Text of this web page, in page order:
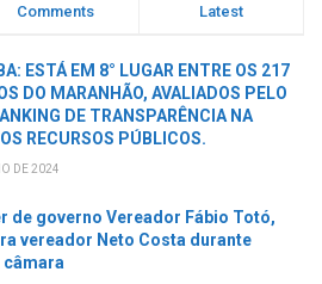
Comments Latest
ESTÁ EM 8° LUGAR ENTRE OS 217
DO MARANHÃO, AVALIADOS PELO
DE TRANSPARÊNCIA NA
RECURSOS PÚBLICOS.
DE 2024
de governo Vereador Fábio Totó,
vereador Neto Costa durante
câmara